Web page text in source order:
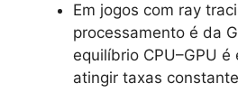
Em jogos com ray
processamento é da
equilíbrio CPU–GPU é
atingir taxas